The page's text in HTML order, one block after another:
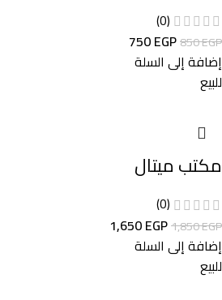
(0)
850EGP
750EGP
إضافة إلى السلة
للبيع
مكتب ميتال
(0)
1,850EGP
1,650EGP
إضافة إلى السلة
للبيع